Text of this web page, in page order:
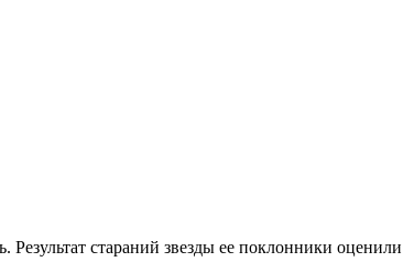
стараний звезды ее поклонники оценили